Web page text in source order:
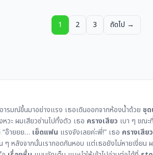
1 2 3 ถัดไป →
รมณ์ขึ้นมาอย่างแรง เธอเดินออกจากห้องน้ำด้วย ชุ
วะ ผมเสียวซ่านไปทั้งตัว เธอ ครางเสียว เบา ๆ ขณะ
“อ๊ายยย… เย็ดแฟน แรงจังเลยค่ะพี่!” เธอ ครางเสียว
ๆ หลังจากนั้นเรากอดกันหอบ แต่เธอยังไม่หายเงี่ย